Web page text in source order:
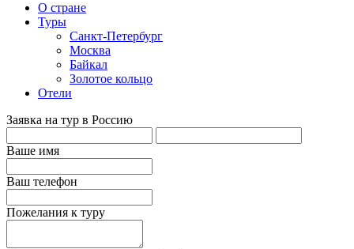
О стране
Туры
Санкт-Петербург
Москва
Байкал
Золотое кольцо
Отели
Заявка на тур в Россию
Ваше имя
Ваш телефон
Пожелания к туру